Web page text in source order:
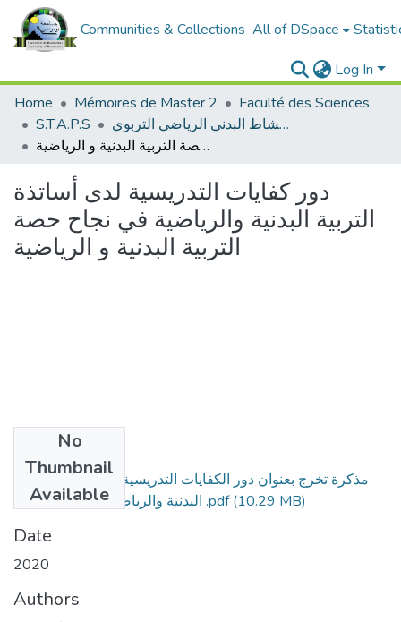
Communities & Collections All of DSpace
Log In
Home
Mémoires de Master 2
Faculté des Sciences
S.T.A.P.S
النشاط البدني الرياضي التربوي
دور كفايات التدريسية لدى أساتذة التربية البدنية والرياضية في نجاح حصة التربية البدنية و الرياضية
دور كفايات التدريسية لدى أساتذة
التربية البدنية والرياضية في نجاح حصة
التربية البدنية و الرياضية
No
Thumbnail
Available
مذكرة تخرج بعنوان دور الكفايات التدريسية لدى اساتذة التربية
البدنية والرياضية في نجاح الحصة .pdf(10.29 MB)
Date
2020
Authors